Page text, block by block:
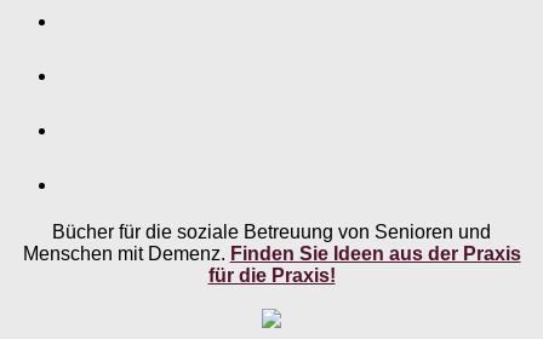
Bücher für die soziale Betreuung von Senioren und
Menschen mit Demenz. Finden Sie Ideen aus der Praxis
für die Praxis!